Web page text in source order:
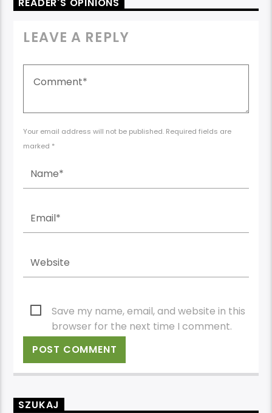
LEAVE A REPLY
Your email address will not be published. Required fields are
marked *
Save my name, email, and website in this
browser for the next time I comment.
SZUKAJ